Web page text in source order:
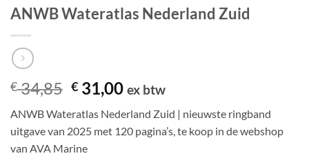
ANWB Wateratlas Nederland Zuid
€34,85 Oorspronkelijke
prijs
was:
€ 34,85.
€ 31,00Huidige
is:
€ 31,00.
ex btw
ANWB Wateratlas Nederland Zuid | nieuwste ringband
uitgave van 2025 met 120 pagina’s, te koop in de webshop
van AVA Marine